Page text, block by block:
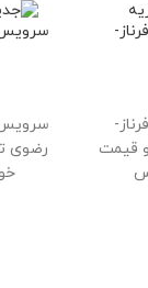
قیمت
سرویس
سرویس
رضوی